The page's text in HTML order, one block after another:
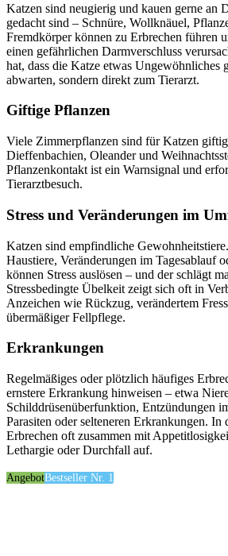
Katzen sind neugierig und kauen gerne an
gedacht sind – Schnüre, Wollknäuel,
Fremdkörper können zu Erbrechen führen
einen gefährlichen Darmverschluss
hat, dass die Katze etwas Ungewöhnliches
abwarten, sondern direkt zum Tierarzt.
Giftige Pflanzen
Viele Zimmerpflanzen sind für Katzen
Dieffenbachien, Oleander und
Pflanzenkontakt ist ein Warnsignal und
Tierarztbesuch.
Stress und Veränderungen im
Katzen sind empfindliche
Haustiere, Veränderungen im Tagesablauf
können Stress auslösen – und der schlägt
Stressbedingte Übelkeit zeigt sich oft in
Anzeichen wie Rückzug, verändertem
übermäßiger Fellpflege.
Erkrankungen
Regelmäßiges oder plötzlich häufiges
ernstere Erkrankung hinweisen – etwa
Schilddrüsenüberfunktion, Entzündungen
Parasiten oder selteneren Erkrankungen. In
Erbrechen oft zusammen mit
Lethargie oder Durchfall auf.
AngebotBestseller Nr. 1